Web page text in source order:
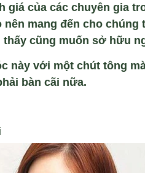
giá của các chuyên gia
nên mang đến cho chúng
thấy cũng muốn sở hữu
này với một chút tông
ải bàn cãi nữa.